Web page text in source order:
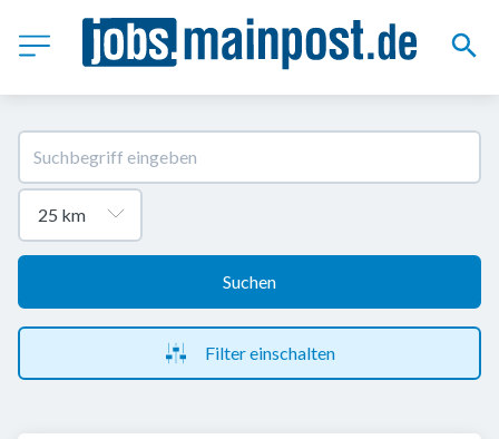
Suchen
Filter einschalten